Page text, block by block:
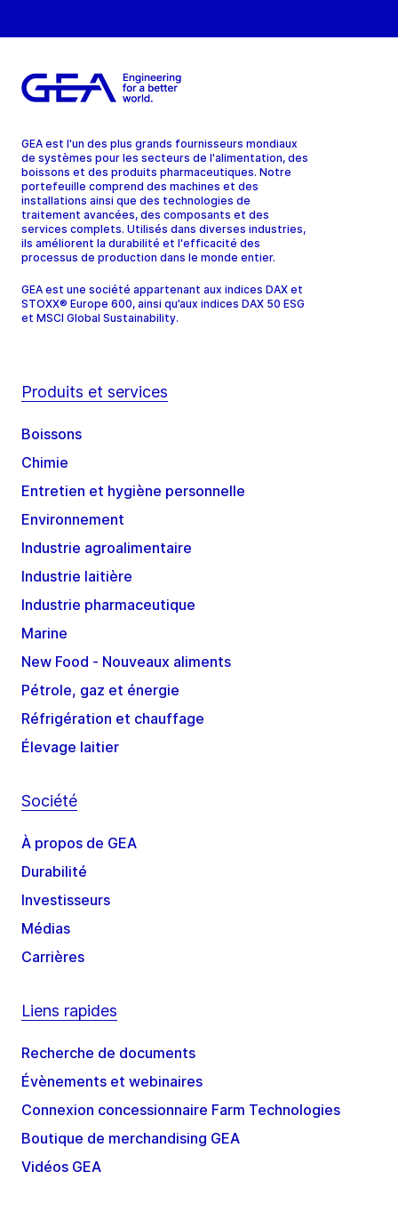
GEA est l'un des plus grands fournisseurs mondiaux
de systèmes pour les secteurs de l'alimentation, des
boissons et des produits pharmaceutiques. Notre
portefeuille comprend des machines et des
installations ainsi que des technologies de
traitement avancées, des composants et des
services complets. Utilisés dans diverses industries,
ils améliorent la durabilité et l'efficacité des
processus de production dans le monde entier.
GEA est une société appartenant aux indices DAX et
STOXX® Europe 600, ainsi qu’aux indices DAX 50 ESG
et MSCI Global Sustainability.
Produits et services
Boissons
Chimie
Entretien et hygiène personnelle
Environnement
Industrie agroalimentaire
Industrie laitière
Industrie pharmaceutique
Marine
New Food - Nouveaux aliments
Pétrole, gaz et énergie
Réfrigération et chauffage
Élevage laitier
Société
À propos de GEA
Durabilité
Investisseurs
Médias
Carrières
Liens rapides
Recherche de documents
Évènements et webinaires
Connexion concessionnaire Farm Technologies
Boutique de merchandising GEA
Vidéos GEA